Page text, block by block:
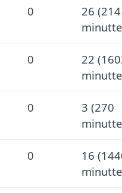
0
26
0
22
0
3 (270
0
16